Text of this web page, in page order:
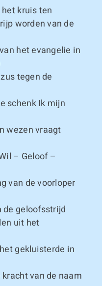
kruis ten
worden van de
het evangelie in
tegen de
schenk Ik mijn
wezen vraagt
– Geloof –
van de voorloper
de geloofsstrijd
uit het
gekluisterde in
van de naam